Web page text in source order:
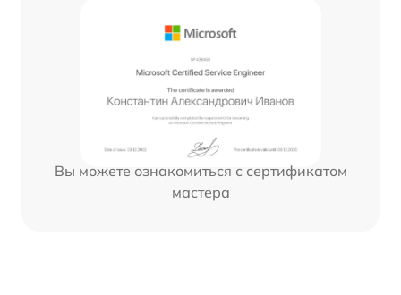
Вы можете ознакомиться с сертификатом
мастера